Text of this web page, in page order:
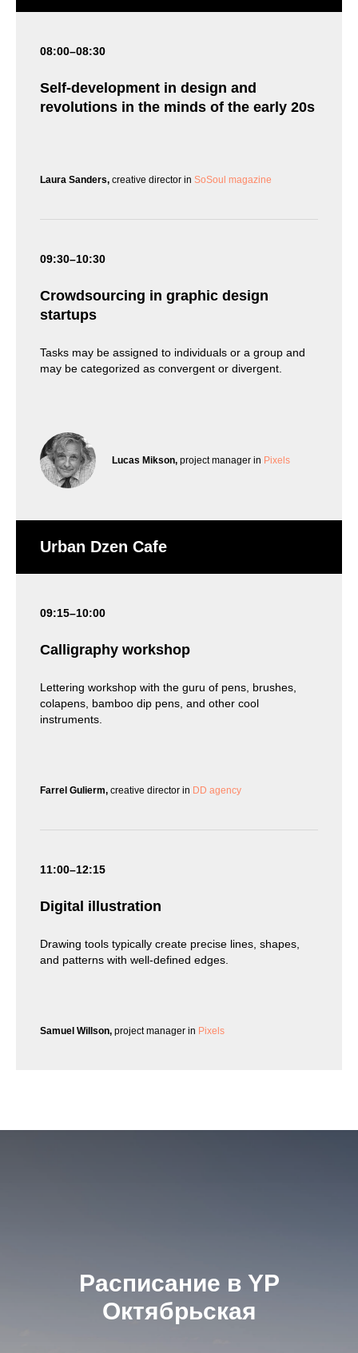
08:00–08:30
Self-development in design and
revolutions in the minds of the early 20s
Laura Sanders, creative director in SoSoul magazine
09:30–10:30
Crowdsourcing in graphic design
startups
Tasks may be assigned to individuals or a group and
may be categorized as convergent or divergent.
Lucas Mikson, project manager in Pixels
Urban Dzen Cafe
09:15–10:00
Calligraphy workshop
Lettering workshop with the guru of pens, brushes,
colapens, bamboo dip pens, and other cool
instruments.
Farrel Gulierm, creative director in DD agency
11:00–12:15
Digital illustration
Drawing tools typically create precise lines, shapes,
and patterns with well-defined edges.
Samuel Willson, project manager in Pixels
Расписание в YP
Октябрьская